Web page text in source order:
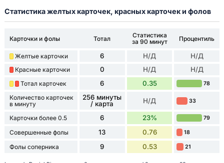
Статистика желтых карточек, красных карточек и фолов
Карточки и фолы Тотал
Статистика
за 90 минут
Процентиль
Желтые карточки 6 Н/Д Н/Д
Красные карточки 0 Н/Д Н/Д
Тотал карточек 6 0.35 78
Количество карточек
в минуту
256 минуты
/ карта
Н/Д 33
Карточки более 0.5 6 23% 79
Совершенные фолы 13 0.76 18
Фолы соперника 9 0.53 21